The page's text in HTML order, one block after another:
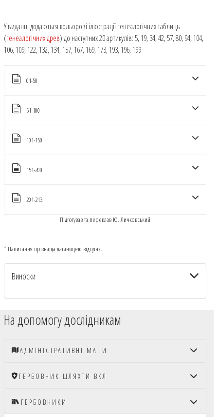
У виданні додаються кольорові ілюстрації генеалогічних таблиць
(генеалогічних древ) до наступних 20 артикулів: 5, 19, 34, 42, 57, 80, 94, 104,
106, 109, 122, 132, 134, 157, 167, 169, 173, 193, 196, 199
01-50
51-100
101-150
151-200
201-213
Підготував та переклав Ю. Личковський
* Написання прізвища латиницею відсутнє.
Виноски
На допомогу дослідникам
АДМІНІСТРАТИВНІ МАПИ
ГЕРБОВНИК ШЛЯХТИ ВКЛ
ГЕРБОВНИКИ